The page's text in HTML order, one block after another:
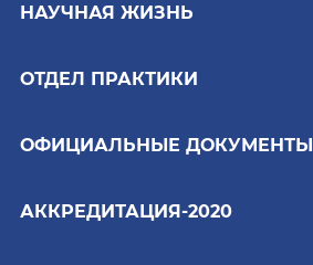
НАУЧНАЯ ЖИЗНЬ
ОТДЕЛ ПРАКТИКИ
ОФИЦИАЛЬНЫЕ ДОКУМЕНТЫ
АККРЕДИТАЦИЯ-2020